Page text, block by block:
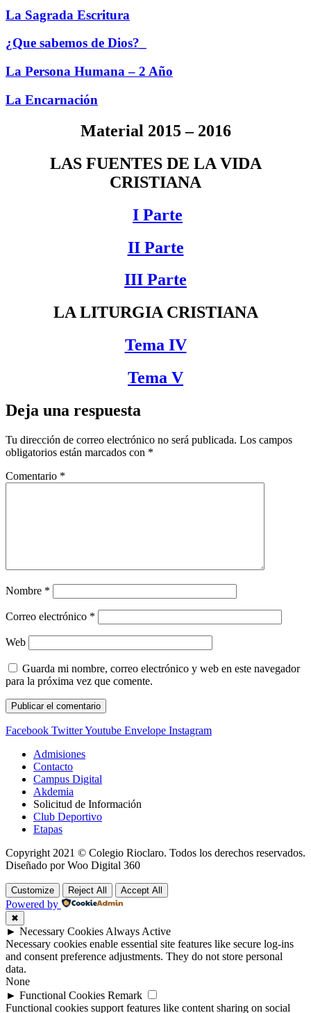
La Sagrada Escritura
¿Que sabemos de Dios?_
La Persona Humana – 2 Año
La Encarnación
Material 2015 – 2016
LAS FUENTES DE LA VIDA
CRISTIANA
I Parte
II Parte
III Parte
LA LITURGIA CRISTIANA
Tema IV
Tema V
Deja una respuesta
Tu dirección de correo electrónico no será publicada. Los campos
obligatorios están marcados con *
Comentario *
Nombre *
Correo electrónico *
Web
Guarda mi nombre, correo electrónico y web en este navegador
para la próxima vez que comente.
Facebook TwitterYoutube Envelope Instagram
Admisiones
Contacto
Campus Digital
Akdemia
Solicitud de Información
Club Deportivo
Etapas
Copyright 2021 © Colegio Rioclaro. Todos los derechos reservados.
Diseñado por Woo Digital 360
Customize Reject All Accept All
Powered by
✖
► Necessary Cookies Always Active
Necessary cookies enable essential site features like secure log-ins
and consent preference adjustments. They do not store personal
data.
None
► Functional Cookies Remark
Functional cookies support features like content sharing on social